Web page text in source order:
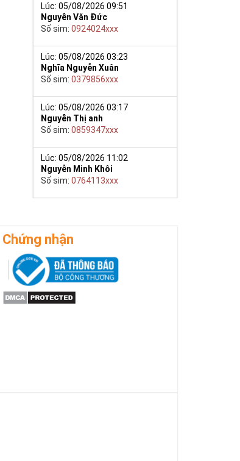
hơn,
Lúc: 05/08/2026 09:51
Nguyễn Văn Đức
Số sim:0924024xxx
Lúc: 05/08/2026 03:23
Nghĩa Nguyễn Xuân
Số sim:0379856xxx
Lúc: 05/08/2026 03:17
Nguyễn Thị anh
Số sim:0859347xxx
Lúc: 05/08/2026 11:02
Nguyễn Minh Khôi
Số sim:0764113xxx
Chứng nhận